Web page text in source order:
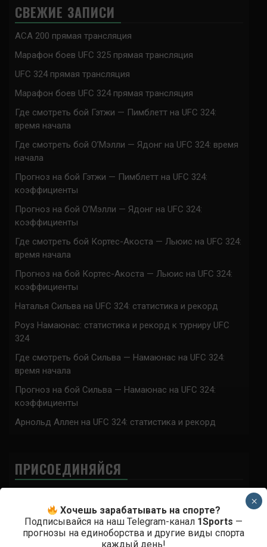
СВЕЖИЕ ЗАПИСИ
ACA 200 прямая трансляция
Марафон боев UFC 325 прямая трансляция
UFC 324 прямая трансляция
Марафон боев UFC 324 прямая трансляция
Где смотреть бой Гэтжи — Пимблетт на UFC 324:
время начала
Где смотреть бой О’Мэлли — Ядонг на UFC 324: время
начала
Прогноз на бой Гэтжи — Пимблетт на UFC 324:
коэффициенты
Прогноз на бой О’Мэлли — Ядонг на UFC 324:
коэффициенты
Где смотреть бой Кортес-Акоста — Льюис на UFC 324:
время начала
Прогноз на бой Кортес-Акоста — Льюис на UFC 324:
коэффициенты
Наталья Сильва на UFC 324: статистика и рекорд
Роуз Намаюнас: статистика и рекорд к турниру UFC
324
Где смотреть бой Сильва — Намаюнас на UFC 324:
время начала
Прогноз на бой Сильва — Намаюнас на UFC 324:
коэффициенты
Арнольд Аллен на UFC 324: статистика и рекорд
ПРИСОЕДИНЯЙСЯ
Хочешь зарабатывать на спорте?
Подписывайся на наш Telegram-канал 1Sports —
прогнозы на единоборства и другие виды спорта
каждый день!
×